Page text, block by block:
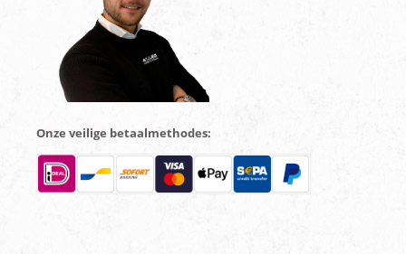
Onze veilige betaalmethodes: